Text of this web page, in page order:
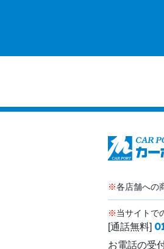
※各店舗への
※当サイトで
[通話無料]
お電話の受